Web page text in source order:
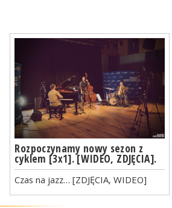
Rozpoczynamy nowy sezon z
cyklem [3x1]. [WIDEO, ZDJĘCIA].
Czas na jazz… [ZDJĘCIA, WIDEO]